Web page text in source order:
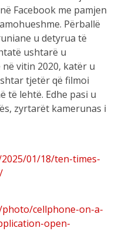
Facebook me pamjen
Përballë
u detyrua të
ushtarë u
vitin 2020, katër u
tjetër që filmoi
të lehtë. Edhe pasi u
zyrtarët kamerunas i
01/18/ten-times-
photo/cellphone-on-a-
open-